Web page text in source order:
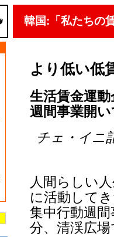
韓国:「私たちの
より低い低
生活賃金運
週間事業開い
チェ・イニ
人間らしい
に活動して
集中行動週
分、清渓広